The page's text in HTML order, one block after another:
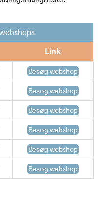
Link
Besøg webshop
Besøg webshop
Besøg webshop
Besøg webshop
Besøg webshop
Besøg webshop